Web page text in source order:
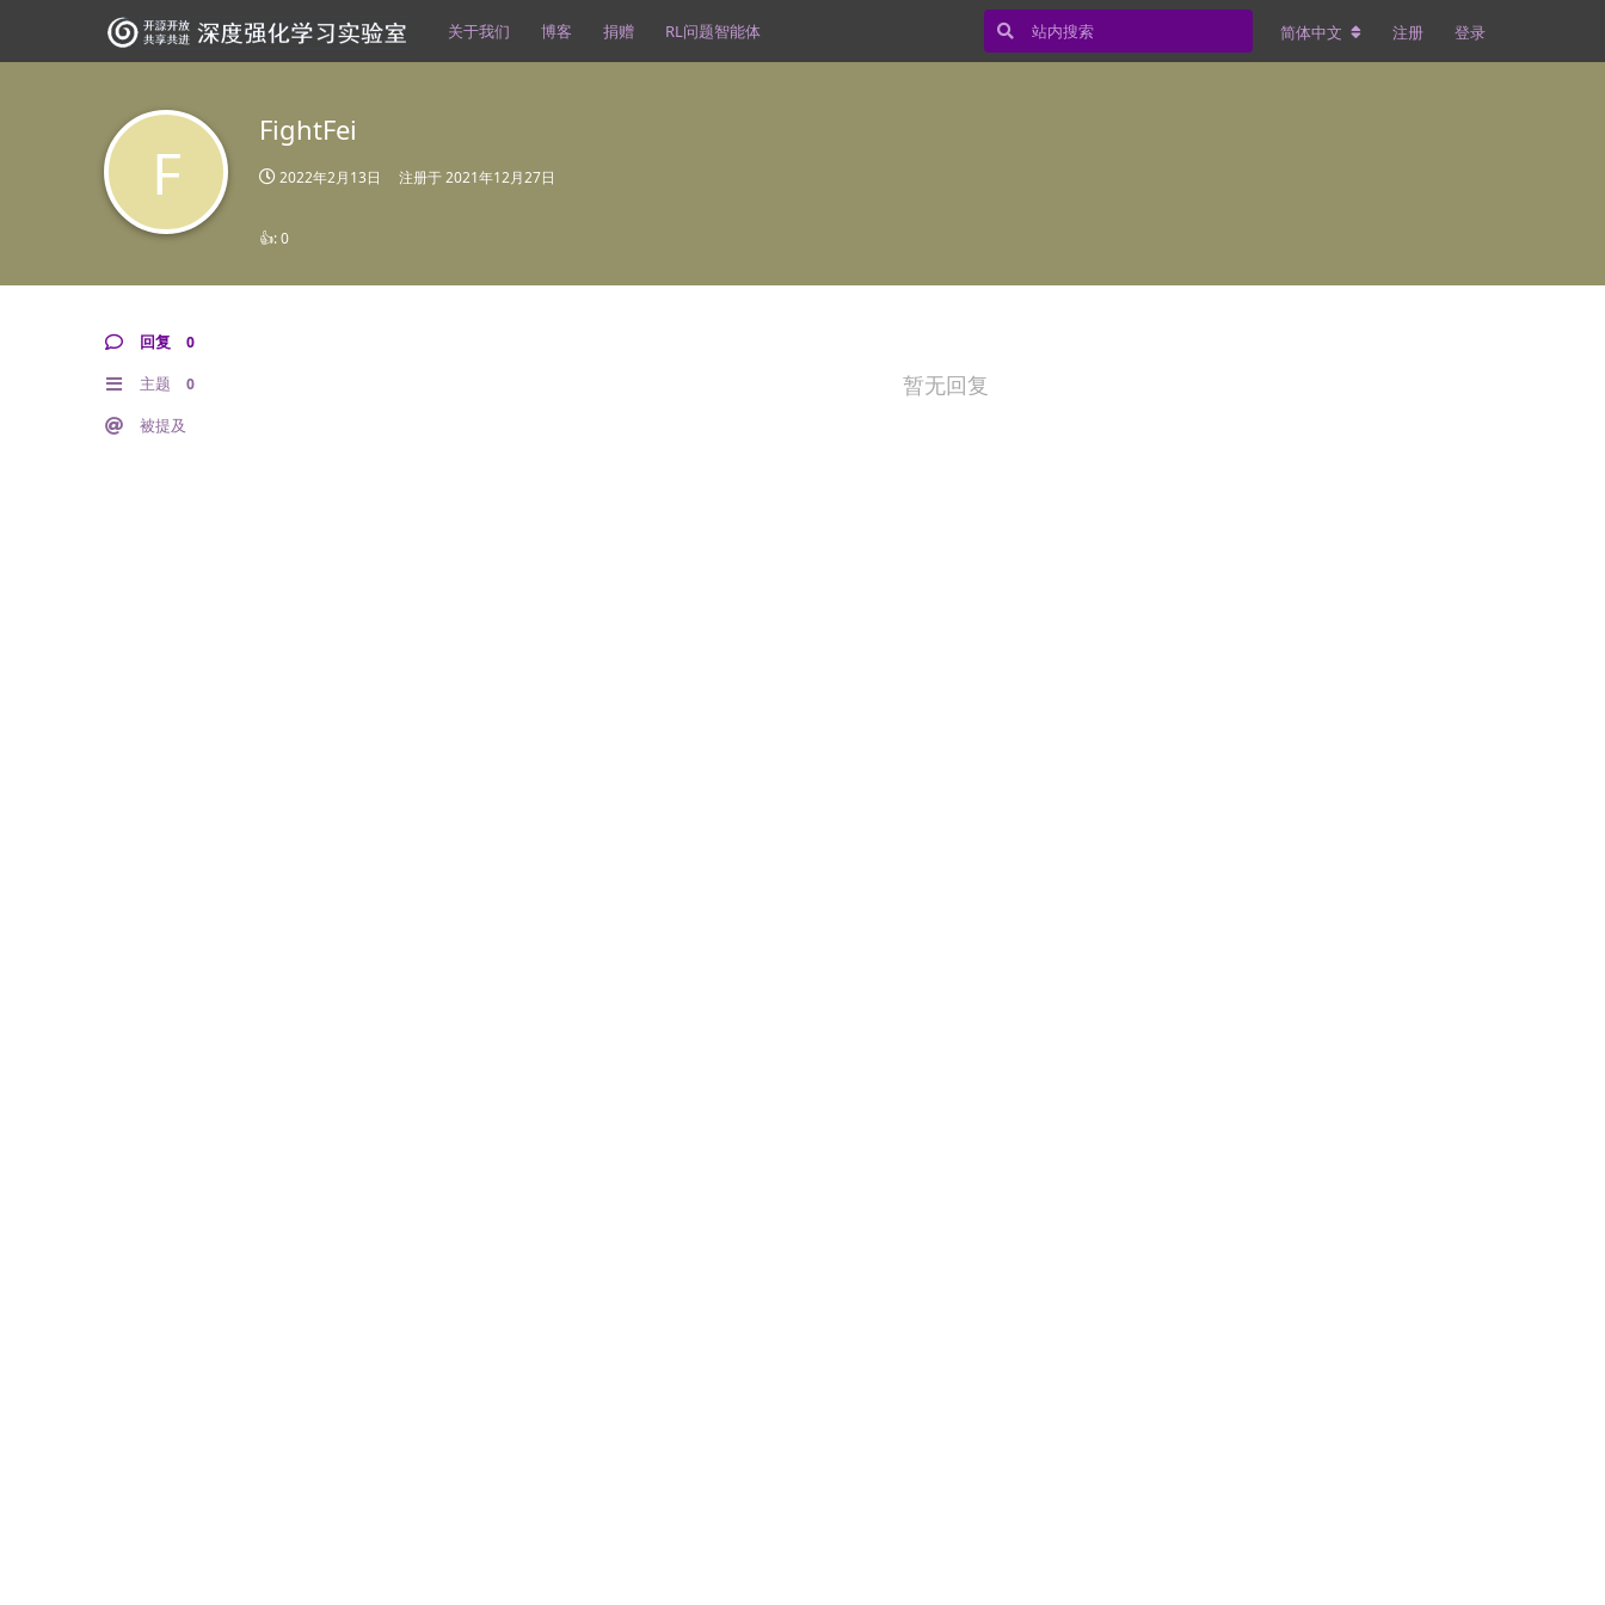
关于我们 博客 捐赠 RL问题智能体 简体中文 注册 登录
F
FightFei
2022年2月13日 注册于2021年12月27日
👍:0
回复 0
主题 0
被提及
暂无回复